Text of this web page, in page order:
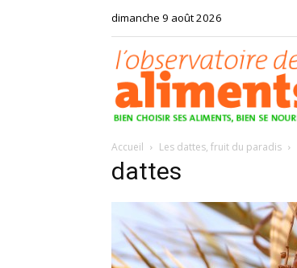
dimanche 9 août 2026
Accueil Les dattes, fruit du paradis
dattes